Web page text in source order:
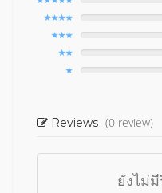
Reviews (0 review)
ยังไม่